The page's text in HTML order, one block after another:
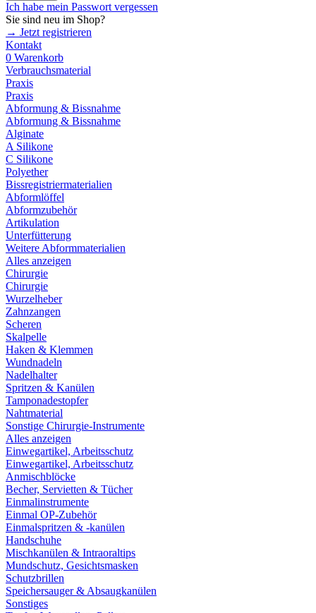
Ich habe mein Passwort vergessen
Sie sind neu im Shop?
→ Jetzt registrieren
Kontakt
0 Warenkorb
Verbrauchsmaterial
Praxis
Praxis
Abformung & Bissnahme
Abformung & Bissnahme
Alginate
A Silikone
C Silikone
Polyether
Bissregistriermaterialien
Abformlöffel
Abformzubehör
Artikulation
Unterfütterung
Weitere Abformmaterialien
Alles anzeigen
Chirurgie
Chirurgie
Wurzelheber
Zahnzangen
Scheren
Skalpelle
Haken & Klemmen
Wundnadeln
Nadelhalter
Spritzen & Kanülen
Tamponadestopfer
Nahtmaterial
Sonstige Chirurgie-Instrumente
Alles anzeigen
Einwegartikel, Arbeitsschutz
Einwegartikel, Arbeitsschutz
Anmischblöcke
Becher, Servietten & Tücher
Einmalinstrumente
Einmal OP-Zubehör
Einmalspritzen & -kanülen
Handschuhe
Mischkanülen & Intraoraltips
Mundschutz, Gesichtsmasken
Schutzbrillen
Speichersauger & Absaugkanülen
Sonstiges